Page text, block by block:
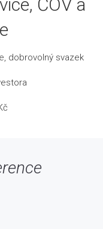
ČOV a
dobrovolný svazek